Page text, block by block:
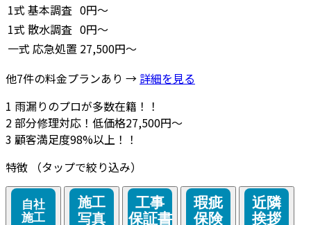
1式 基本調査 0円～
1式 散水調査 0円～
一式 応急処置 27,500円～
他7件の料金プランあり → 詳細を見る
1 雨漏りのプロが多数在籍！！
2部分修理対応！低価格27,500円～
3 顧客満足度98%以上！！
特徴
（タップで絞り込み）